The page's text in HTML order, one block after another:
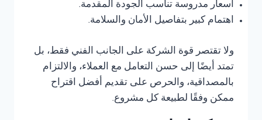
أسعار مدروسة تناسب الجودة المقدمة.
اهتمام كبير بتفاصيل الأمان والسلامة.
ولا تقتصر قوة الشركة على الجانب الفني فقط، بل
تمتد أيضًا إلى حسن التعامل مع العملاء، والالتزام
بالمصداقية، والحرص على تقديم أفضل اقتراح
ممكن وفقًا لطبيعة كل مشروع.